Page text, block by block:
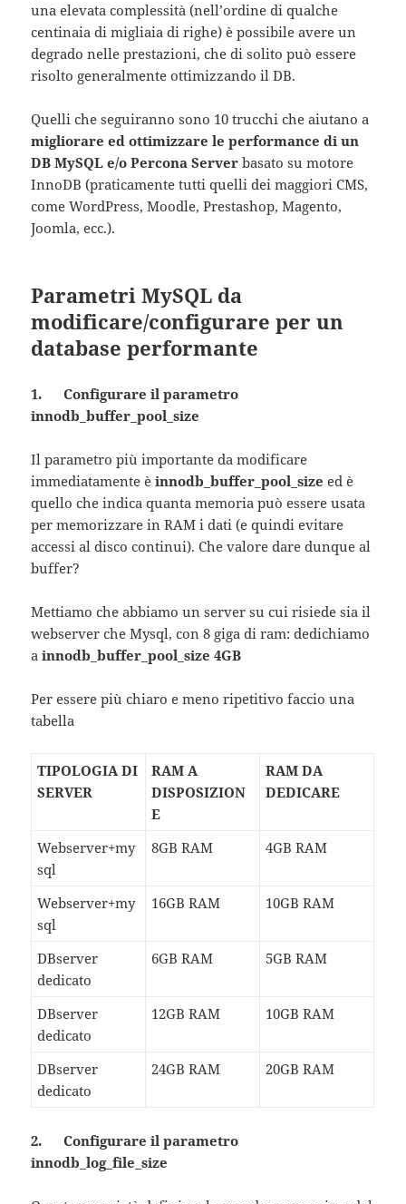
una elevata complessità (nell’ordine di qualche
centinaia di migliaia di righe) è possibile avere un
degrado nelle prestazioni, che di solito può essere
risolto generalmente ottimizzando il DB.
Quelli che seguiranno sono 10 trucchi che aiutano a
migliorare ed ottimizzare le performance di un
DB MySQL e/o Percona Server basato su motore
InnoDB (praticamente tutti quelli dei maggiori CMS,
come WordPress, Moodle, Prestashop, Magento,
Joomla, ecc.).
Parametri MySQL da
modificare/configurare per un
database performante
1. Configurare il parametro
innodb_buffer_pool_size
Il parametro più importante da modificare
immediatamente èinnodb_buffer_pool_sizeed è
quello che indica quanta memoria può essere usata
per memorizzare in RAM i dati (e quindi evitare
accessi al disco continui). Che valore dare dunque al
buffer?
Mettiamo che abbiamo un server su cui risiede sia il
webserver che Mysql, con 8 giga di ram: dedichiamo
ainnodb_buffer_pool_size 4GB
Per essere più chiaro e meno ripetitivo faccio una
tabella
TIPOLOGIA DI
SERVER
RAM A
DISPOSIZION
E
RAM DA
DEDICARE
Webserver+my
sql
8GB RAM 4GB RAM
Webserver+my
sql
16GB RAM 10GB RAM
DBserver
dedicato
6GB RAM 5GB RAM
DBserver
dedicato
12GB RAM 10GB RAM
DBserver
dedicato
24GB RAM 20GB RAM
2. Configurare il parametro
innodb_log_file_size